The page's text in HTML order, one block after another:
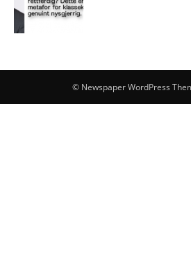
© Newspaper WordPress